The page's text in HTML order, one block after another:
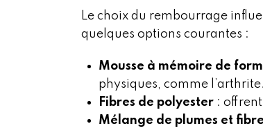
Le choix du rembourrage
quelques options courantes :
Mousse à mémoire de
physiques, comme l’arthrite.
Fibres de polyester :
Mélange de plumes et